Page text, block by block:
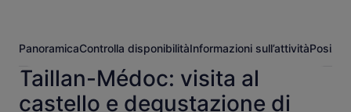
PanoramicaControlla disponibilitàInformazioni sull’attività
Taillan-Médoc: visita al
castello e degustazione di